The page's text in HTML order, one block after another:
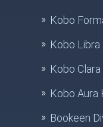
Kobo
Kobo Libra
Kobo Clara
Kobo Aura
Bookeen